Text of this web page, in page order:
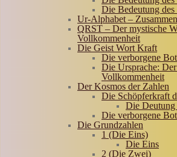
Die Bedeutung
Ur-Alphabet –
QRST – Der mystische
Vollkommenheit
Die Geist Wort Kraft
Die verborgene
Die Ursprache:
Vollkommenheit
Der Kosmos der Zahlen
Die Schöpferkraft
Die Deutung
Die verborgene
Die Grundzahlen
1 (Die Eins)
Die Eins
2 (Die Zwei)